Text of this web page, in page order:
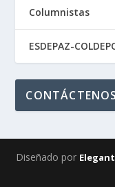
Columnistas
ESDEPAZ-
CONTÁCTENOS
Diseñado por